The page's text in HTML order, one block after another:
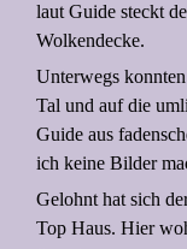
laut Guide steckt
Wolkendecke.
Unterwegs
Tal und auf die
Guide aus
ich keine Bilder
Gelohnt hat sich
Top Haus. Hier